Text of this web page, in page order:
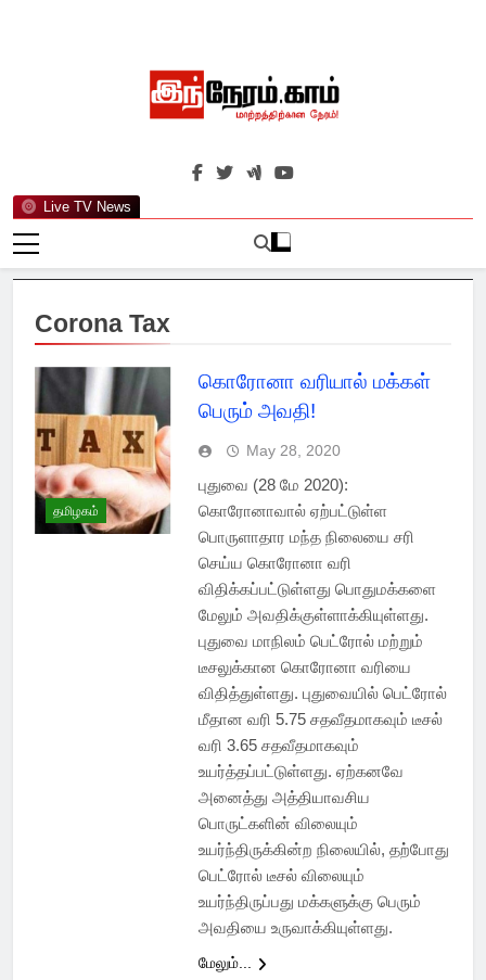
Live TV News
இந்நேரம்.காம்
செய்திகளுக்கு அப்பால்…
Corona Tax
தமிழகம்
கொரோனா வரியால் மக்கள்
பெரும் அவதி!
May 28, 2020
புதுவை (28 மே 2020):
கொரோனாவால் ஏற்பட்டுள்ள
பொருளாதார மந்த நிலையை சரி
செய்ய கொரோனா வரி
விதிக்கப்பட்டுள்ளது பொதுமக்களை
மேலும் அவதிக்குள்ளாக்கியுள்ளது.
புதுவை மாநிலம் பெட்ரோல் மற்றும்
டீசலுக்கான கொரோனா வரியை
விதித்துள்ளது. புதுவையில் பெட்ரோல்
மீதான வரி 5.75 சதவீதமாகவும் டீசல்
வரி 3.65 சதவீதமாகவும்
உயர்த்தப்பட்டுள்ளது. ஏற்கனவே
அனைத்து அத்தியாவசிய
பொருட்களின் விலையும்
உயர்ந்திருக்கின்ற நிலையில், தற்போது
பெட்ரோல் டீசல் விலையும்
உயர்ந்திருப்பது மக்களுக்கு பெரும்
அவதியை உருவாக்கியுள்ளது.
மேலும்...